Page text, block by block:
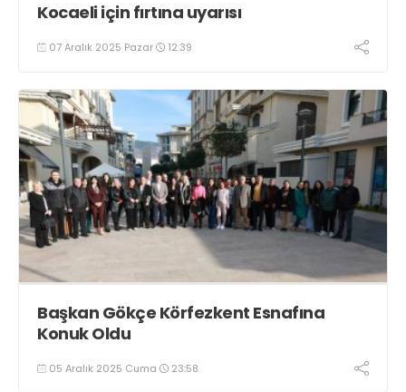
Kocaeli için fırtına uyarısı
07 Aralık 2025 Pazar 12:39
Başkan Gökçe Körfezkent Esnafına
Konuk Oldu
05 Aralık 2025 Cuma 23:58